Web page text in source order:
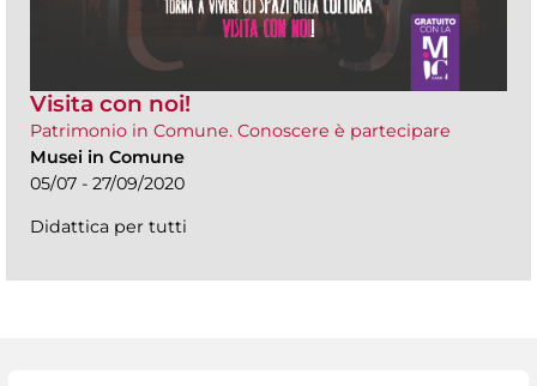
Visita con noi!
Patrimonio in Comune. Conoscere è partecipare
Musei in Comune
05/07 - 27/09/2020
Didattica per tutti